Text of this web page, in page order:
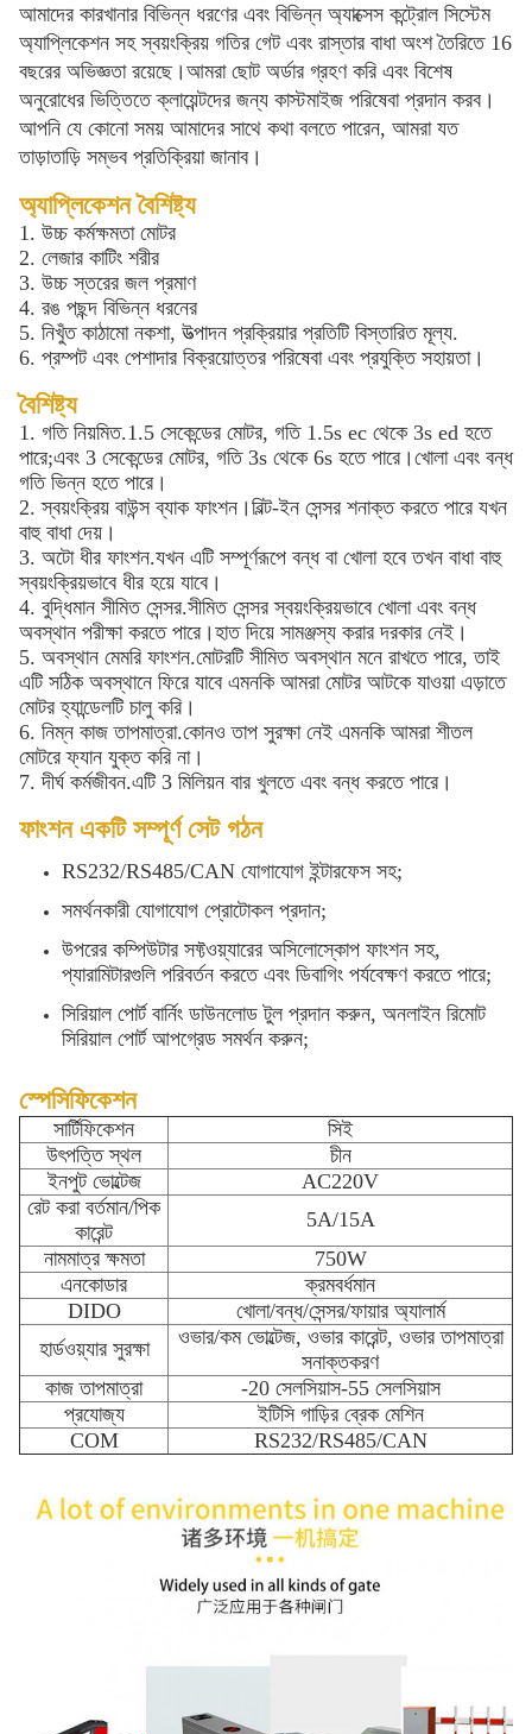
আমাদের কারখানার বিভিন্ন ধরণের এবং বিভিন্ন অ্যাক্সেস কন্ট্রোল সিস্টেম
অ্যাপ্লিকেশন সহ স্বয়ংক্রিয় গতির গেট এবং রাস্তার বাধা অংশ তৈরিতে 16
বছরের অভিজ্ঞতা রয়েছে। আমরা ছোট অর্ডার গ্রহণ করি এবং বিশেষ
অনুরোধের ভিত্তিতে ক্লায়েন্টদের জন্য কাস্টমাইজ পরিষেবা প্রদান করব।
আপনি যে কোনো সময় আমাদের সাথে কথা বলতে পারেন, আমরা যত
তাড়াতাড়ি সম্ভব প্রতিক্রিয়া জানাব।
অ্যাপ্লিকেশন বৈশিষ্ট্য
1. উচ্চ কর্মক্ষমতা মোটর
2. লেজার কাটিং শরীর
3. উচ্চ স্তরের জল প্রমাণ
4. রঙ পছন্দ বিভিন্ন ধরনের
5. নিখুঁত কাঠামো নকশা, উত্পাদন প্রক্রিয়ার প্রতিটি বিস্তারিত মূল্য.
6. প্রম্পট এবং পেশাদার বিক্রয়োত্তর পরিষেবা এবং প্রযুক্তি সহায়তা।
বৈশিষ্ট্য
1. গতি নিয়মিত.1.5 সেকেন্ডের মোটর, গতি 1.5s ec থেকে 3s ed হতে
পারে;এবং 3 সেকেন্ডের মোটর, গতি 3s থেকে 6s হতে পারে।খোলা এবং বন্ধ
গতি ভিন্ন হতে পারে।
2. স্বয়ংক্রিয় বাউন্স ব্যাক ফাংশন।বিল্ট-ইন সেন্সর শনাক্ত করতে পারে যখন
বাহু বাধা দেয়।
3. অটো ধীর ফাংশন.যখন এটি সম্পূর্ণরূপে বন্ধ বা খোলা হবে তখন বাধা বাহু
স্বয়ংক্রিয়ভাবে ধীর হয়ে যাবে।
4. বুদ্ধিমান সীমিত সেন্সর.সীমিত সেন্সর স্বয়ংক্রিয়ভাবে খোলা এবং বন্ধ
অবস্থান পরীক্ষা করতে পারে।হাত দিয়ে সামঞ্জস্য করার দরকার নেই।
5. অবস্থান মেমরি ফাংশন.মোটরটি সীমিত অবস্থান মনে রাখতে পারে, তাই
এটি সঠিক অবস্থানে ফিরে যাবে এমনকি আমরা মোটর আটকে যাওয়া এড়াতে
মোটর হ্যান্ডেলটি চালু করি।
6. নিম্ন কাজ তাপমাত্রা.কোনও তাপ সুরক্ষা নেই এমনকি আমরা শীতল
মোটরে ফ্যান যুক্ত করি না।
7. দীর্ঘ কর্মজীবন.এটি 3 মিলিয়ন বার খুলতে এবং বন্ধ করতে পারে।
ফাংশন একটি সম্পূর্ণ সেট গঠন
RS232/RS485/CAN যোগাযোগ ইন্টারফেস সহ;
সমর্থনকারী যোগাযোগ প্রোটোকল প্রদান;
উপরের কম্পিউটার সফ্টওয়্যারের অসিলোস্কোপ ফাংশন সহ,
প্যারামিটারগুলি পরিবর্তন করতে এবং ডিবাগিং পর্যবেক্ষণ করতে পারে;
সিরিয়াল পোর্ট বার্নিং ডাউনলোড টুল প্রদান করুন, অনলাইন রিমোট
সিরিয়াল পোর্ট আপগ্রেড সমর্থন করুন;
স্পেসিফিকেশন
সার্টিফিকেশন
সিই
উৎপত্তি স্থল
চীন
ইনপুট ভোল্টেজ
AC220V
রেট করা বর্তমান/পিক
কারেন্ট
5A/15A
নামমাত্র ক্ষমতা
750W
এনকোডার
ক্রমবর্ধমান
DIDO
খোলা/বন্ধ/সেন্সর/ফায়ার অ্যালার্ম
হার্ডওয়্যার সুরক্ষা
ওভার/কম ভোল্টেজ, ওভার কারেন্ট, ওভার তাপমাত্রা
সনাক্তকরণ
কাজ তাপমাত্রা
-20 সেলসিয়াস-55 সেলসিয়াস
প্রযোজ্য
ইটিসি গাড়ির ব্রেক মেশিন
COM
RS232/RS485/CAN